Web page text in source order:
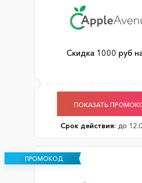
Скидка 1000 руб
ПОКАЗАТЬ
Срок действия: до
ПРОМОКОД